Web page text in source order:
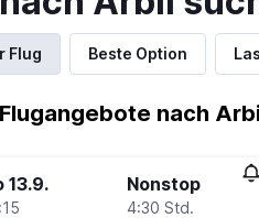
Flug Beste Option
nach
13.9. Nonstop
4:30 Std.